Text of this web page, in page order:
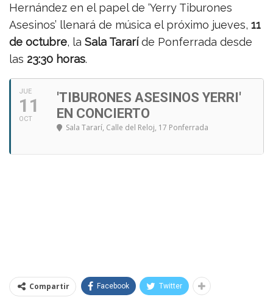
Hernández en el papel de ‘Yerry Tiburones
Asesinos’ llenará de música el próximo jueves, 11
de octubre, la Sala Tararíde Ponferrada desde
las 23:30 horas.
JUE
11
OCT
'TIBURONES ASESINOS YERRI'
EN CONCIERTO
Sala Tararí, Calle del Reloj, 17 Ponferrada
Compartir Facebook Twitter